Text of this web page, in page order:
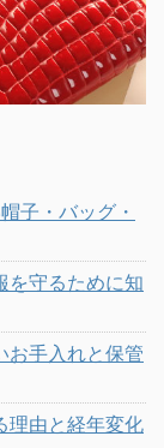
子・バッグ・
を守るために知
お手入れと保管
理由と経年変化